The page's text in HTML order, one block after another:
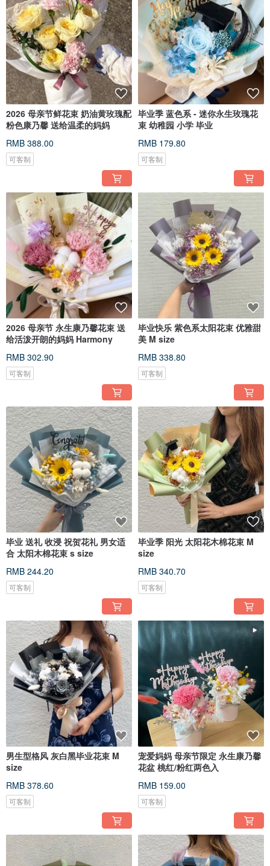
2026 母亲节鲜花束 奶油黄玫瑰配
粉色康乃馨 送给温柔的妈妈
RMB 388.00
可客制
毕业季 蓝色系 - 迷你永生玫瑰花
束 幼稚园 小学 毕业
RMB 179.80
可客制
2026 母亲节 永生康乃馨花束 送
给活泼开朗的妈妈 Harmony
RMB 302.90
可客制
毕业快乐 紫色系太阳花束 优雅甜
美 M size
RMB 338.80
可客制
毕业 送礼 收浸 祝贺花礼 男女适
合 太阳木棉花束 s size
RMB 244.20
可客制
毕业季 阳光 太阳花木棉花束 M
size
RMB 340.70
可客制
男生型格风 灰白黑毕业花束 M
size
RMB 378.60
可客制
宠爱妈妈 母亲节限定 永生康乃馨
花盆 桃红/粉红两色入
RMB 159.00
可客制